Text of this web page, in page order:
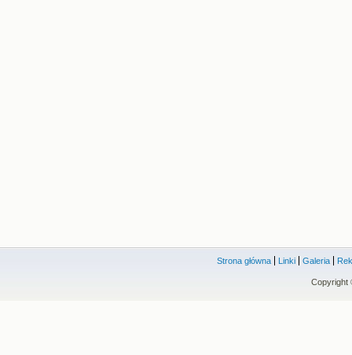
Strona główna Linki Galeria